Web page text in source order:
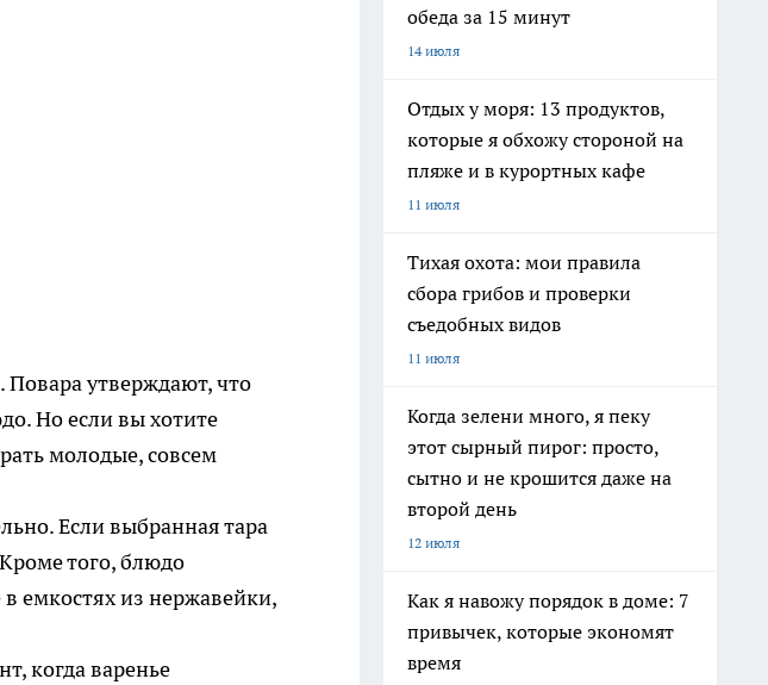
утверждают, что
Но если вы хотите
молодые, совсем
Если выбранная тара
того, блюдо
емкостях из нержавейки,
когда варенье
обеда за 15 минут
14 июля
Отдых у моря: 13 продуктов,
которые я обхожу стороной на
пляже и в курортных кафе
11 июля
Тихая охота: мои правила
сбора грибов и проверки
съедобных видов
11 июля
Когда зелени много, я пеку
этот сырный пирог: просто,
сытно и не крошится даже на
второй день
12 июля
Как я навожу порядок в доме: 7
привычек, которые экономят
время